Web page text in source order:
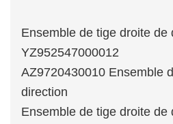
Ensemble de tige droite de
YZ952547000012
AZ9720430010 Ensemble
direction
Ensemble de tige droite de